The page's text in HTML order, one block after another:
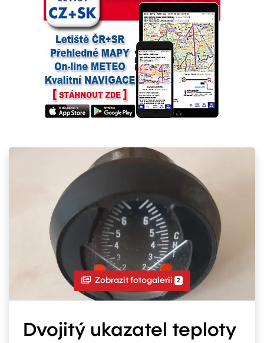
Zobrazit fotogalerii 2
Dvojitý ukazatel teploty